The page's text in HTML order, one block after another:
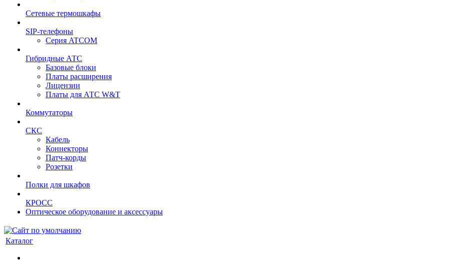
Сетевые термошкафы
SIP-телефоны
Серия ATCOM
Гибридные АТС
Базовые блоки
Платы расширения
Лицензии
Платы для АТС W&T
Коммутаторы
СКС
Кабель
Коннекторы
Патч-корды
Розетки
Полки для шкафов
КРОСС
Оптическое оборудование и аксессуары
Каталог